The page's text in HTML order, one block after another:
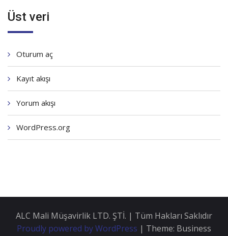
Üst veri
Oturum aç
Kayıt akışı
Yorum akışı
WordPress.org
ALC Mali Müşavirlik LTD. ŞTİ. | Tüm Hakları Saklıdır
Proudly powered by WordPress | Theme: Business